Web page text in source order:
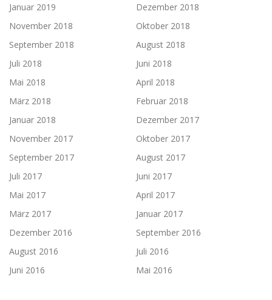
Januar 2019
Dezember 2018
November 2018
Oktober 2018
September 2018
August 2018
Juli 2018
Juni 2018
Mai 2018
April 2018
März 2018
Februar 2018
Januar 2018
Dezember 2017
November 2017
Oktober 2017
September 2017
August 2017
Juli 2017
Juni 2017
Mai 2017
April 2017
März 2017
Januar 2017
Dezember 2016
September 2016
August 2016
Juli 2016
Juni 2016
Mai 2016